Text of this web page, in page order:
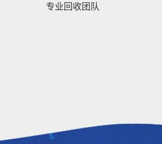
专业回收团队